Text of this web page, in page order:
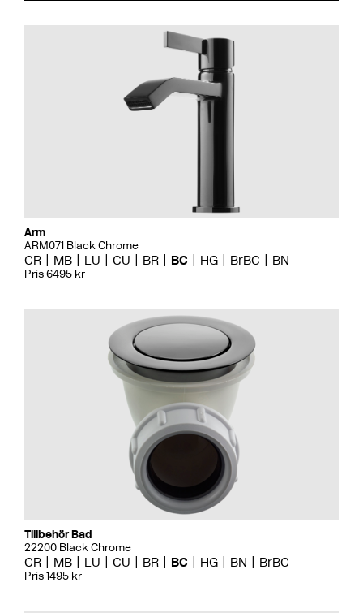
Arm
ARM071 Black Chrome
CR MB LU CU BR BC HG BrBC BN
Pris 6495 kr
Tillbehör Bad
22200 Black Chrome
CR MB LU CU BR BC HG BN BrBC
Pris 1495 kr